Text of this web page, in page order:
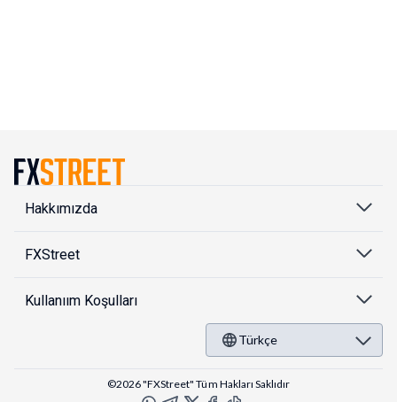
Hakkımızda
FXStreet
Kullanıım Koşulları
Türkçe
©2026 "FXStreet" Tüm Hakları Saklıdır